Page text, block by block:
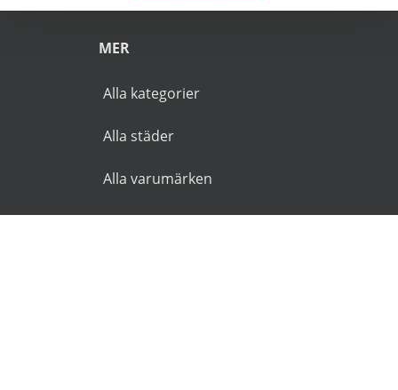
MER
Alla kategorier
Alla städer
Alla varumärken